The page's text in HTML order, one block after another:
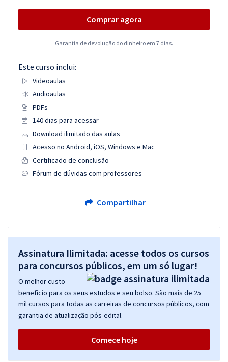
Comprar agora
Garantia de devolução do dinheiro em 7 dias.
Este curso inclui:
Videoaulas
Audioaulas
PDFs
140 dias para acessar
Download ilimitado das aulas
Acesso no Android, iOS, Windows e Mac
Certificado de conclusão
Fórum de dúvidas com professores
Compartilhar
Assinatura Ilimitada: acesse todos os cursos
para concursos públicos, em um só lugar!
O melhor custo
benefício para os seus estudos e seu bolso. São mais de 25
mil cursos para todas as carreiras de concursos públicos, com
garantia de atualização pós-edital.
Comece hoje